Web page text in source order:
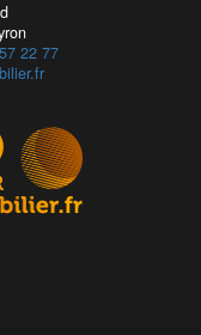
22 77